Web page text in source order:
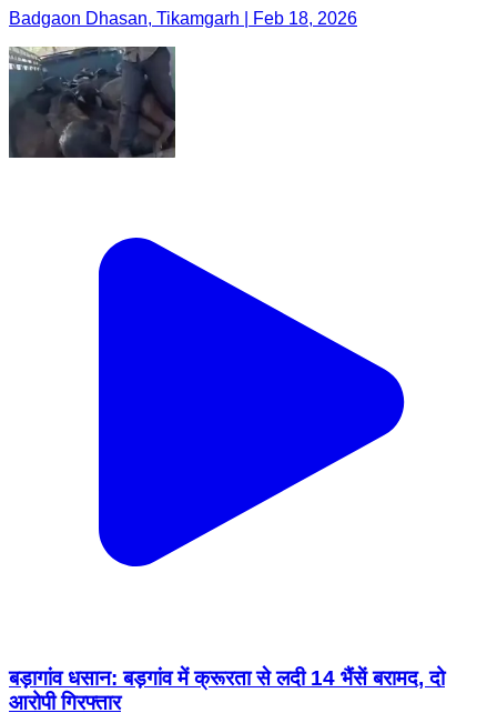
Badgaon Dhasan, Tikamgarh | Feb 18, 2026
बड़ागांव धसान: बड़गांव में क्रूरता से लदी 14 भैंसें बरामद, दो
आरोपी गिरफ्तार